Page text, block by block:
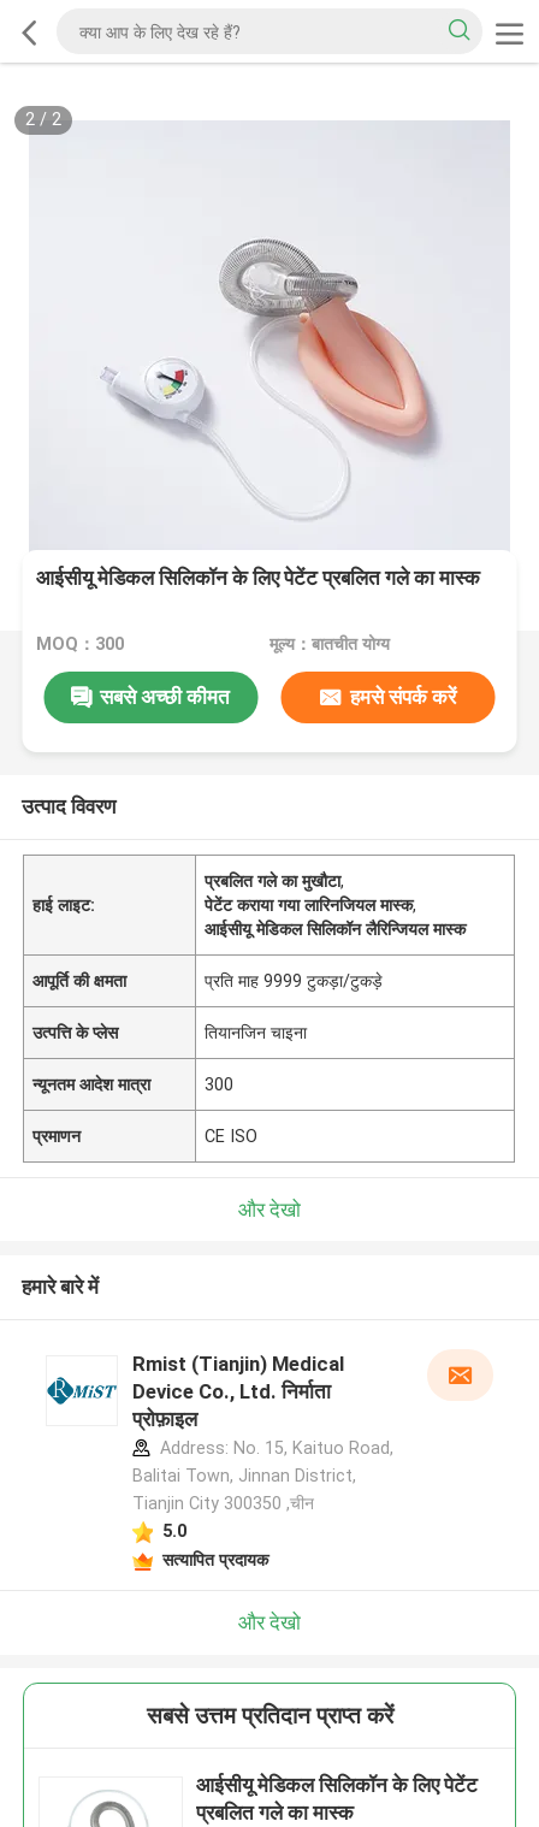
2/ 2
आईसीयू मेडिकल सिलिकॉन के लिए पेटेंट प्रबलित गले का मास्क
MOQ：300 मूल्य：बातचीत योग्य
सबसे अच्छी कीमत हमसे संपर्क करें
उत्पाद विवरण
हाई लाइट:
प्रबलित गले का मुखौटा,
पेटेंट कराया गया लारिनजियल मास्क,
आईसीयू मेडिकल सिलिकॉन लैरिन्जियल मास्क
आपूर्ति की क्षमता प्रति माह 9999 टुकड़ा/टुकड़े
उत्पत्ति के प्लेस तियानजिन चाइना
न्यूनतम आदेश मात्रा 300
प्रमाणन CE ISO
और देखो
हमारे बारे में
Rmist (Tianjin) Medical
Device Co., Ltd. निर्माता
प्रोफ़ाइल
Address: No. 15, Kaituo Road,
Balitai Town, Jinnan District,
Tianjin City 300350 ,चीन
5.0
सत्यापित प्रदायक
और देखो
सबसे उत्तम प्रतिदान प्राप्त करें
आईसीयू मेडिकल सिलिकॉन के लिए पेटेंट
प्रबलित गले का मास्क